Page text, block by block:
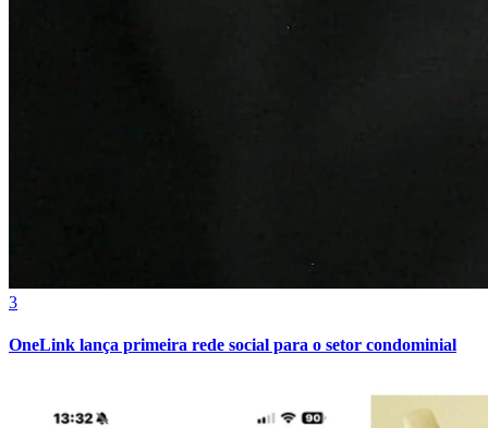
3
OneLink lança primeira rede social para o setor condominial